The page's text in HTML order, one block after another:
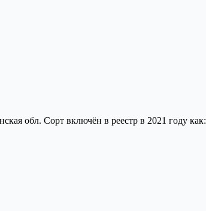
обл. Сорт включён в реестр в 2021 году как: